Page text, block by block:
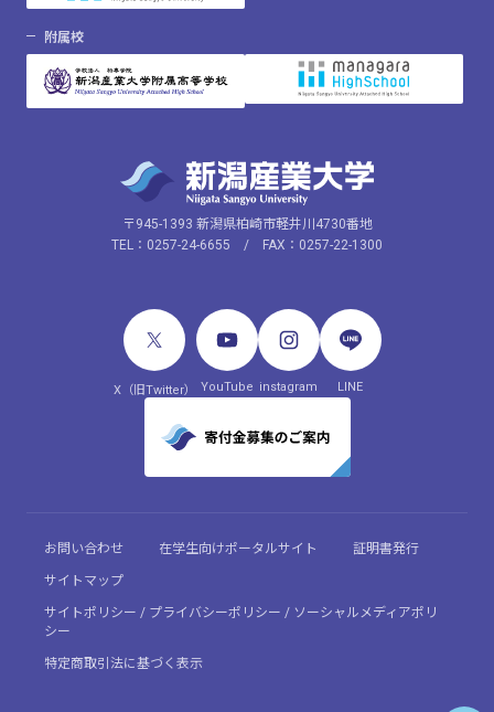
附属校
〒945-1393 新潟県柏崎市軽井川4730番地
TEL：0257-24-6655 / FAX：0257-22-1300
X（旧Twitter） YouTube instagram LINE
お問い合わせ 在学生向けポータルサイト 証明書発行
サイトマップ
サイトポリシー / プライバシーポリシー / ソーシャルメディアポリ
シー
特定商取引法に基づく表示